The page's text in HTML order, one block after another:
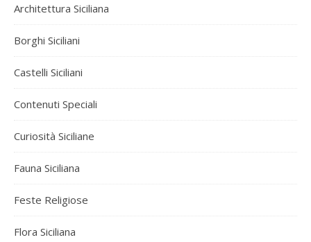
Architettura Siciliana
Borghi Siciliani
Castelli Siciliani
Contenuti Speciali
Curiosità Siciliane
Fauna Siciliana
Feste Religiose
Flora Siciliana